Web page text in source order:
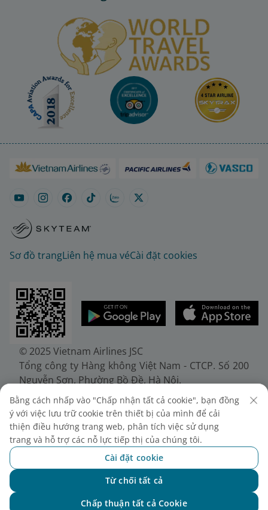
Sơ đồ trangLiên hệ mua véCài đặt cookies
© 2025 Vietnam Airlines JSC
Tổng công ty Hàng không Việt Nam - CTCP. Số 200
Nguyễn Sơn, Phường Bồ Đề, Hà Nội.
Điện thoại: (+84-24) 38272289. Fax: (+84-24)
38722375
Giấy chứng nhận đăng ký doanh nghiệp, mã số
doanh nghiệp 0100107518, đăng ký lần đầu ngày
30/6/2010, đăng ký thay đổi lần thứ 10 ngày
24/7/2025, cấp bởi Sở Tài chính Thành phố Hà Nội.
Bằng cách nhấp vào "Chấp nhận tất cả cookie", bạn đồng
ý với việc lưu trữ cookie trên thiết bị của mình để cải
thiện điều hướng trang web, phân tích việc sử dụng
trang và hỗ trợ các nỗ lực tiếp thị của chúng tôi.
Cài đặt cookie
Từ chối tất cả
Chấp thuận tất cả Cookie